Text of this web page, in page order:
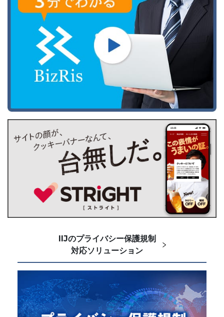
IIJのプライバシー保護規制
対応ソリューション